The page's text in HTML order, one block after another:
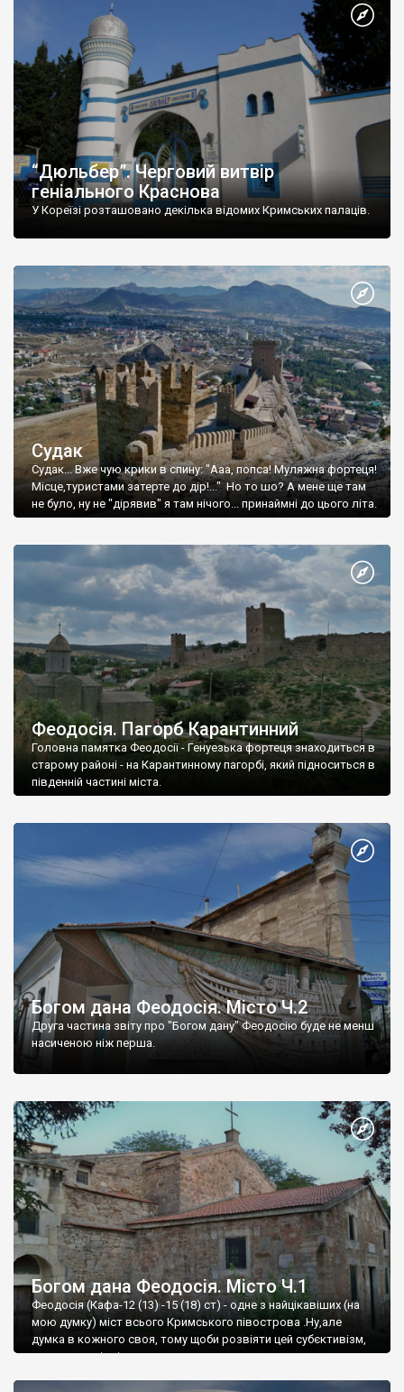
“Дюльбер”. Черговий витвір
геніального Краснова
У Кореїзі розташовано декілька відомих Кримських палаців.
Судак
Судак... Вже чую крики в спину: "Ааа, попса! Муляжна фортеця!
Місце,туристами затерте до дір!..." Но то шо? А мене ще там
не було, ну не "дірявив" я там нічого... принаймні до цього літа.
Феодосія. Пагорб Карантинний
Головна памятка Феодосії - Генуезька фортеця знаходиться в
старому районі - на Карантинному пагорбі, який підноситься в
південній частині міста.
Богом дана Феодосія. Місто Ч.2
Друга частина звіту про "Богом дану" Феодосію буде не менш
насиченою ніж перша.
Богом дана Феодосія. Місто Ч.1
Феодосія (Кафа-12 (13) -15 (18) ст) - одне з найцікавіших (на
мою думку) міст всього Кримського півострова .Ну,але
думка в кожного своя, тому щоби розвіяти цей субєктивізм,
запрошую відвідати це